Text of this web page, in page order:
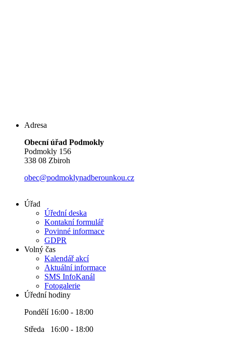
Adresa
Obecní úřad Podmokly
Podmokly 156
338 08 Zbiroh
obec@podmoklynadberounkou.cz
Úřad
Úřední deska
Kontakní formulář
Povinné informace
GDPR
Volný čas
Kalendář akcí
Aktuální informace
SMS InfoKanál
Fotogalerie
Úřední hodiny
Pondělí 16:00 - 18:00
Středa 16:00 - 18:00